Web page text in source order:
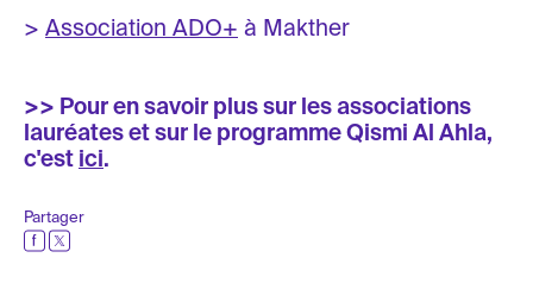
> Association ADO+ à Makther
>> Pour en savoir plus sur les associations
lauréates et sur le programme Qismi Al Ahla,
c'est ici.
Partager